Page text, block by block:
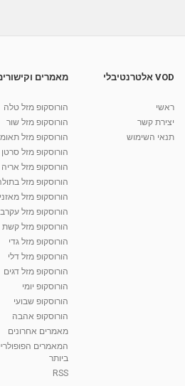
מאת
קרין גורן - העוגה המתגלצ’ת ללא קמח
38.5k צפיות
יוסי שר - מתמחה בשיטת אלכסנדר וטאי
2,734 צפיות
רנה רז-גילו -טיפול אנרגטי ויעוץ רוחני -
2,309 צפיות
סודות בתאריך הלידה, משמעות חודש
ינואר זינה ליבשיץ נומרולוגית
ליסה גרוסמן - המרכז לאימון התנהגותי -
VOD אלטרנטיבלי
ראשי
יצירת קשר
תנאי השימוש
מאמרים
הורוסקופ מזל טלה
הורוסקופ מזל שור
הורוסקופ מזל
הורוסקופ מזל סרטן
הורוסקופ מזל אריה
הורוסקופ מזל
הורוסקופ מזל
הורוסקופ מזל עקרב
הורוסקופ מזל קשת
הורוסקופ מזל גדי
הורוסקופ מזל דלי
הורוסקופ מזל דגים
הורוסקופ יומי
הורוסקופ שבועי
הורוסקופ אהבה
מאמרים אחרונים
המאמרים
ביותר
RSS